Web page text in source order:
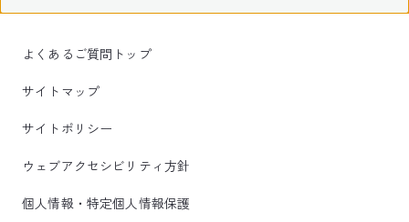
よくあるご質問トップ
サイトマップ
サイトポリシー
ウェブアクセシビリティ方針
個人情報・特定個人情報保護